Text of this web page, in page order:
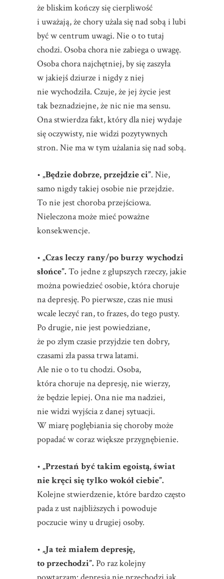
że bliskim kończy się cierpliwość
i uważają, że chory użala się nad sobą i lubi
być w centrum uwagi. Nie o to tutaj
chodzi. Osoba chora nie zabiega o uwagę.
Osoba chora najchętniej, by się zaszyła
w jakiejś dziurze i nigdy z niej
nie wychodziła. Czuje, że jej życie jest
tak beznadziejne, że nic nie ma sensu.
Ona stwierdza fakt, który dla niej wydaje
się oczywisty, nie widzi pozytywnych
stron. Nie ma w tym użalania się nad sobą.
• „Będzie dobrze, przejdzie ci”. Nie,
samo nigdy takiej osobie nie przejdzie.
To nie jest choroba przejściowa.
Nieleczona może mieć poważne
konsekwencje.
• „Czas leczy rany/po burzy wychodzi
słońce”. To jedne z głupszych rzeczy, jakie
można powiedzieć osobie, która choruje
na depresję. Po pierwsze, czas nie musi
wcale leczyć ran, to frazes, do tego pusty.
Po drugie, nie jest powiedziane,
że po złym czasie przyjdzie ten dobry,
czasami zła passa trwa latami.
Ale nie o to tu chodzi. Osoba,
która choruje na depresję, nie wierzy,
że będzie lepiej. Ona nie ma nadziei,
nie widzi wyjścia z danej sytuacji.
W miarę pogłębiania się choroby może
popadać w coraz większe przygnębienie.
• „Przestań być takim egoistą, świat
nie kręci się tylko wokół ciebie”.
Kolejne stwierdzenie, które bardzo często
pada z ust najbliższych i powoduje
poczucie winy u drugiej osoby.
• „Ja też miałem depresję,
to przechodzi”. Po raz kolejny